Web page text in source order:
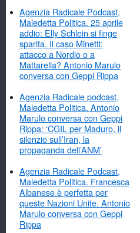
Agenzia Radicale Podcast,
Maledetta Politica. 25 aprile
addio: Elly Schlein si finge
sparita. Il caso Minetti:
attacco a Nordio o a
Mattarella? Antonio Marulo
conversa con Geppi Rippa
Agenzia Radicale podcast,
Maledetta Politica. Antonio
Marulo conversa con Geppi
Rippa: ‘CGIL per Maduro, il
silenzio sull’Iran, la
propaganda dell’ANM’
Agenzia Radicale Podcast,
Maledetta Politica. Francesca
Albanese è perfetta per
queste Nazioni Unite. Antonio
Marulo conversa con Geppi
Rippa